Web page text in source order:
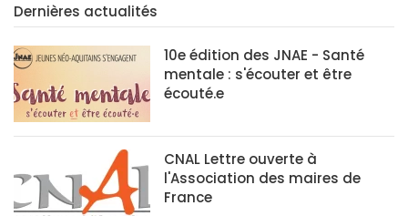
Dernières actualités
10e édition des JNAE - Santé
mentale : s'écouter et être
écouté.e
CNAL Lettre ouverte à
l'Association des maires de
France